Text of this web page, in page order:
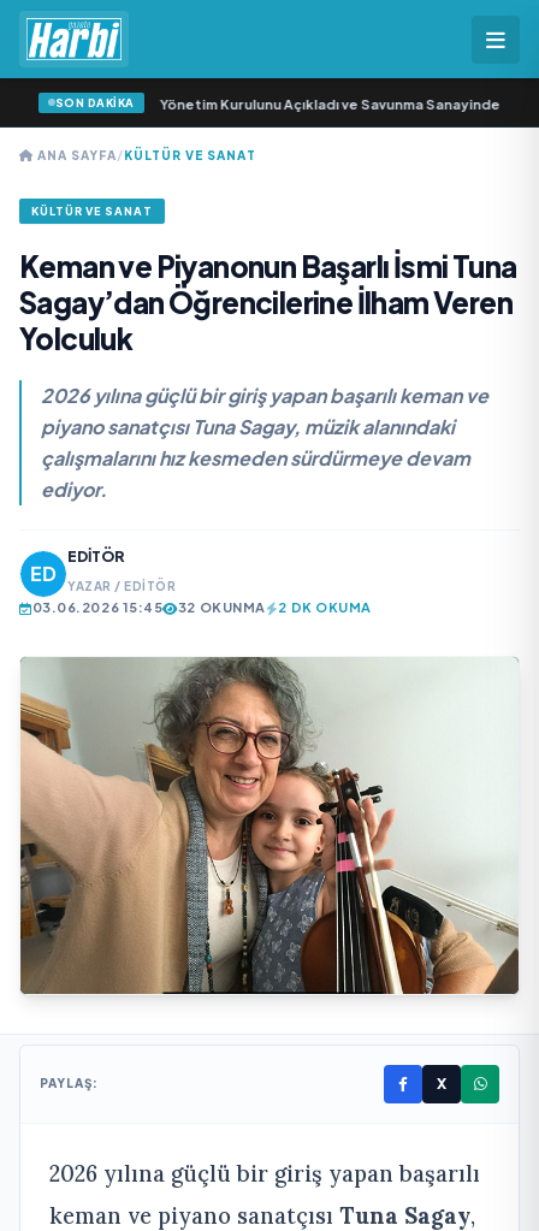
SON DAKİKA
Sanayi AŞ Yeni Yönetim Kurulunu Açıkladı ve Savunma Sanayinde Küresel
ANA SAYFA/KÜLTÜR VE SANAT
KÜLTÜR VE SANAT
Keman ve Piyanonun Başarlı İsmi Tuna
Sagay’dan Öğrencilerine İlham Veren
Yolculuk
2026 yılına güçlü bir giriş yapan başarılı keman ve
piyano sanatçısı Tuna Sagay, müzik alanındaki
çalışmalarını hız kesmeden sürdürmeye devam
ediyor.
EDITÖR
YAZAR / EDITÖR
03.06.2026 15:45 32 OKUNMA 2 DK OKUMA
PAYLAŞ: X
2026 yılına güçlü bir giriş yapan başarılı
keman ve piyano sanatçısı Tuna Sagay,